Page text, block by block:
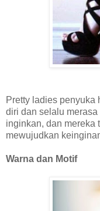
Pretty ladies penyuka
diri dan selalu
inginkan, dan mereka
mewujudkan
Warna dan Motif